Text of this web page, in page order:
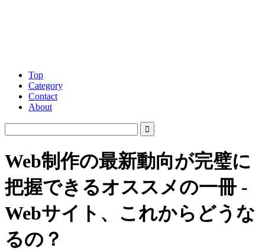
Top
Category
Contact
About
Web制作の最新動向が完璧に
把握できるオススメの一冊 -
Webサイト、これからどうな
るの？